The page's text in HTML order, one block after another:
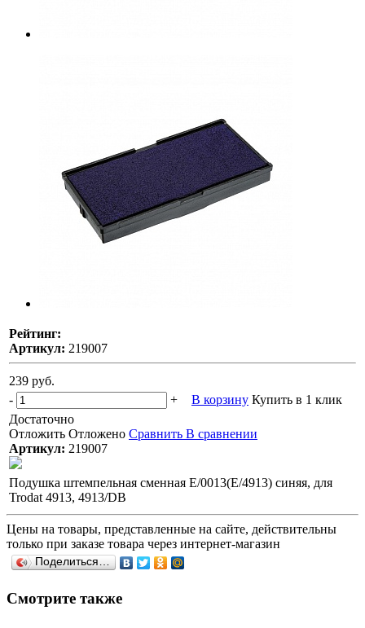
Рейтинг:
Артикул: 219007
239 руб.
-
+ В корзину Купить в 1 клик
Достаточно
Отложить Отложено Сравнить В сравнении
Артикул: 219007
Подушка штемпельная сменная E/0013(E/4913) синяя, для
Trodat 4913, 4913/DB
Цены на товары, представленные на сайте, действительны
только при заказе товара через интернет-магазин
Поделиться…
Смотрите также